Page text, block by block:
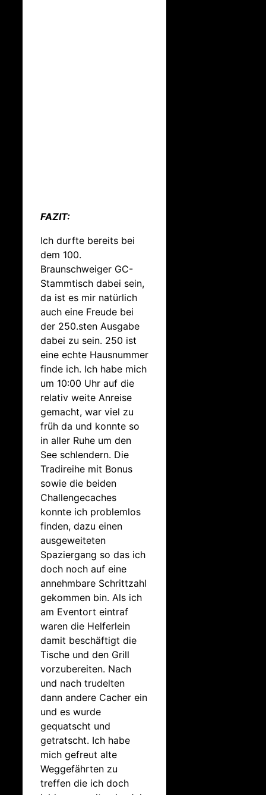
FAZIT:
Ich durfte bereits bei
dem 100.
Braunschweiger GC-
Stammtisch dabei sein,
da ist es mir natürlich
auch eine Freude bei
der 250.sten Ausgabe
dabei zu sein. 250 ist
eine echte Hausnummer
finde ich. Ich habe mich
um 10:00 Uhr auf die
relativ weite Anreise
gemacht, war viel zu
früh da und konnte so
in aller Ruhe um den
See schlendern. Die
Tradireihe mit Bonus
sowie die beiden
Challengecaches
konnte ich problemlos
finden, dazu einen
ausgeweiteten
Spaziergang so das ich
doch noch auf eine
annehmbare Schrittzahl
gekommen bin. Als ich
am Eventort eintraf
waren die Helferlein
damit beschäftigt die
Tische und den Grill
vorzubereiten. Nach
und nach trudelten
dann andere Cacher ein
und es wurde
gequatscht und
getratscht. Ich habe
mich gefreut alte
Weggefährten zu
treffen die ich doch